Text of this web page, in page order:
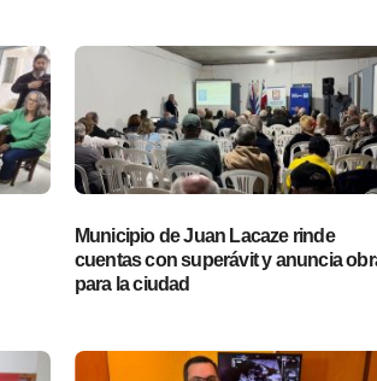
Municipio de Juan Lacaze rinde
cuentas con superávit y anuncia
para la ciudad